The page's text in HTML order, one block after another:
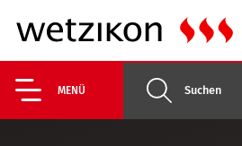
MENÜ Suchen